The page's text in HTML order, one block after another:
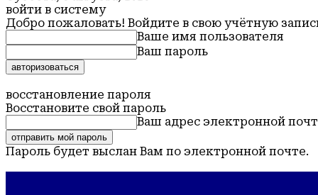
войти в систему
Добро пожаловать! Войдите в свою учётную
Ваше имя пользователя
Ваш пароль
восстановление пароля
Восстановите свой пароль
Ваш адрес электронной
Пароль будет выслан Вам по электронной почте.